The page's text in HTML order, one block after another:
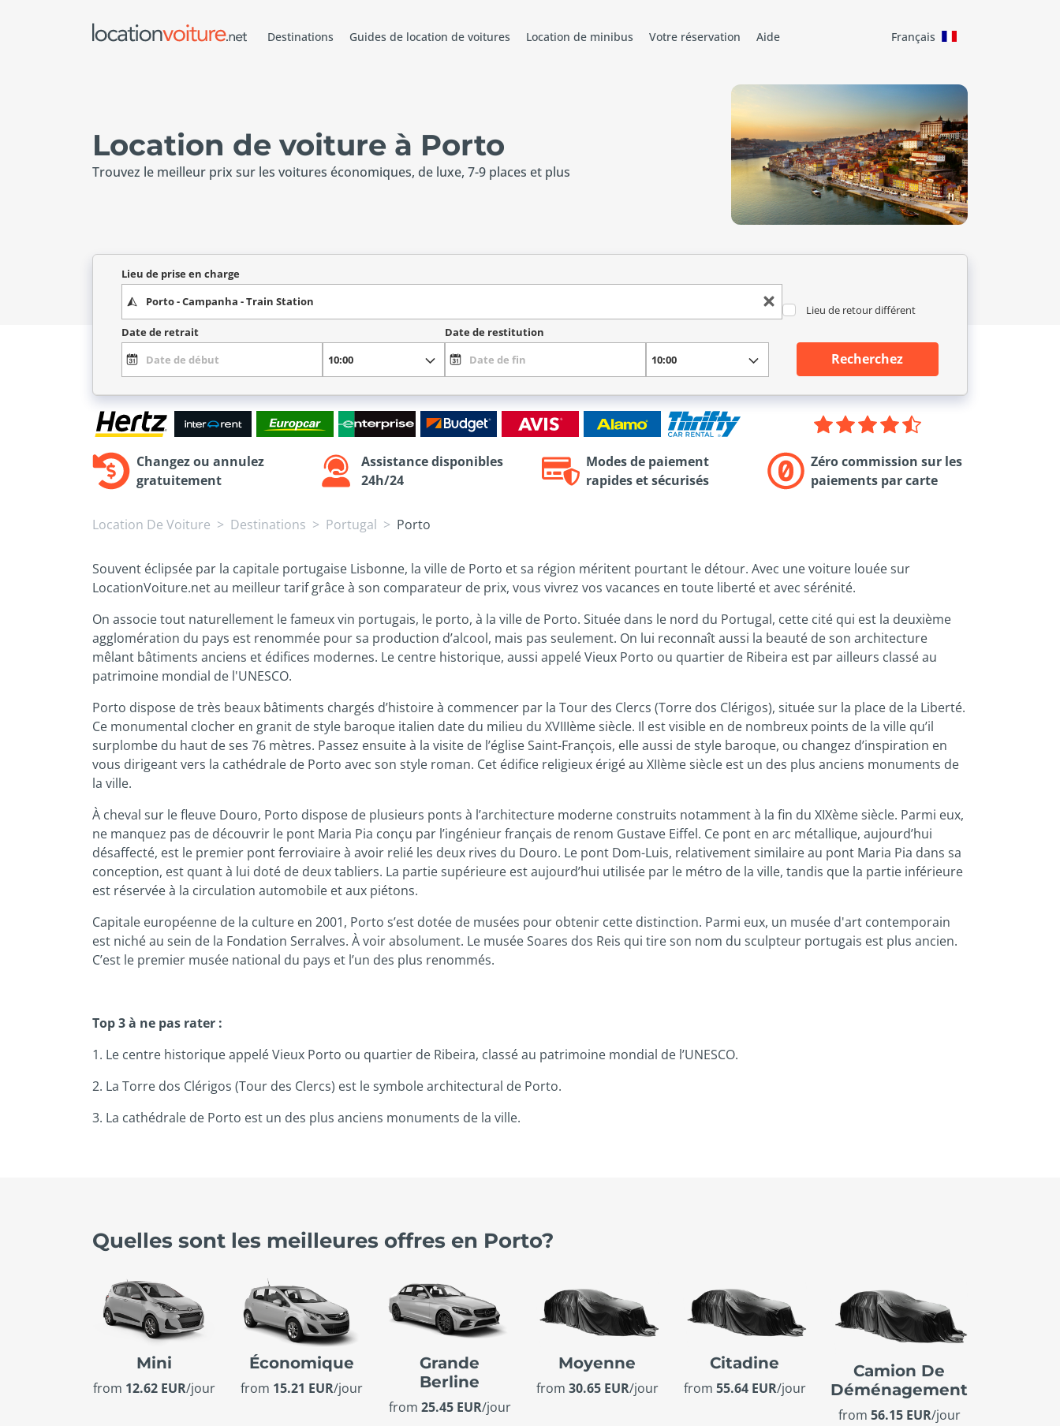
Destinations Guides de location de voitures Location de minibus Votre réservation Aide Français
Location de voiture à Porto
Trouvez le meilleur prix sur les voitures économiques, de luxe, 7-9 places et plus
Lieu de prise en charge
Lieu de retour différent
Date de retrait
Date de restitution
Recherchez
Changez ou annulez
gratuitement
Assistance disponibles
24h/24
Modes de paiement
rapides et sécurisés
Zéro commission sur les
paiements par carte
Location De Voiture Destinations Portugal Porto
Souvent éclipsée par la capitale portugaise Lisbonne, la ville de Porto et sa région méritent pourtant le détour. Avec une voiture louée sur
LocationVoiture.net au meilleur tarif grâce à son comparateur de prix, vous vivrez vos vacances en toute liberté et avec sérénité.
On associe tout naturellement le fameux vin portugais, le porto, à la ville de Porto. Située dans le nord du Portugal, cette cité qui est la deuxième
agglomération du pays est renommée pour sa production d’alcool, mais pas seulement. On lui reconnaît aussi la beauté de son architecture
mêlant bâtiments anciens et édifices modernes. Le centre historique, aussi appelé Vieux Porto ou quartier de Ribeira est par ailleurs classé au
patrimoine mondial de l'UNESCO.
Porto dispose de très beaux bâtiments chargés d’histoire à commencer par la Tour des Clercs (Torre dos Clérigos), située sur la place de la Liberté.
Ce monumental clocher en granit de style baroque italien date du milieu du XVIIIème siècle. Il est visible en de nombreux points de la ville qu’il
surplombe du haut de ses 76 mètres. Passez ensuite à la visite de l’église Saint-François, elle aussi de style baroque, ou changez d’inspiration en
vous dirigeant vers la cathédrale de Porto avec son style roman. Cet édifice religieux érigé au XIIème siècle est un des plus anciens monuments de
la ville.
À cheval sur le fleuve Douro, Porto dispose de plusieurs ponts à l’architecture moderne construits notamment à la fin du XIXème siècle. Parmi eux,
ne manquez pas de découvrir le pont Maria Pia conçu par l’ingénieur français de renom Gustave Eiffel. Ce pont en arc métallique, aujourd’hui
désaffecté, est le premier pont ferroviaire à avoir relié les deux rives du Douro. Le pont Dom-Luis, relativement similaire au pont Maria Pia dans sa
conception, est quant à lui doté de deux tabliers. La partie supérieure est aujourd’hui utilisée par le métro de la ville, tandis que la partie inférieure
est réservée à la circulation automobile et aux piétons.
Capitale européenne de la culture en 2001, Porto s’est dotée de musées pour obtenir cette distinction. Parmi eux, un musée d'art contemporain
est niché au sein de la Fondation Serralves. À voir absolument. Le musée Soares dos Reis qui tire son nom du sculpteur portugais est plus ancien.
C’est le premier musée national du pays et l’un des plus renommés.
Top 3 à ne pas rater :
1. Le centre historique appelé Vieux Porto ou quartier de Ribeira, classé au patrimoine mondial de l’UNESCO.
2. La Torre dos Clérigos (Tour des Clercs) est le symbole architectural de Porto.
3. La cathédrale de Porto est un des plus anciens monuments de la ville.
Quelles sont les meilleures offres en Porto?
Mini
from 12.62 EUR/jour
Économique
from 15.21 EUR/jour
Grande
Berline
from 25.45 EUR/jour
Moyenne
from 30.65 EUR/jour
Citadine
from 55.64 EUR/jour
Camion De
Déménagement
from 56.15 EUR/jour